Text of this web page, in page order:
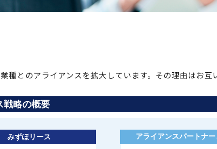
種とのアライアンスを拡大しています。その理由はお